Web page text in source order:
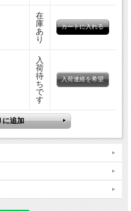
在
庫
あ
り
入
荷
待
ち
で
す
入荷連絡を希望